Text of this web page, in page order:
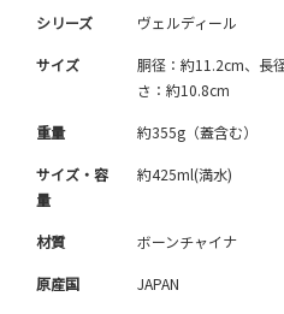
シリーズ ヴェルディール
サイズ
胴径：約11.2cm、長
さ：約10.8cm
重量 約355g（蓋含む）
サイズ・容
量
約425ml(満水)
材質 ボーンチャイナ
原産国 JAPAN